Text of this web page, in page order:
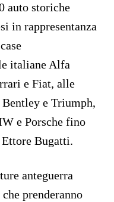
auto storiche
in rappresentanza
italiane Alfa
e Fiat, alle
e Triumph,
e Porsche fino
Bugatti.
anteguerra
prenderanno